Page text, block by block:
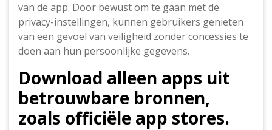
van de app. Door bewust om te gaan met de
privacy-instellingen, kunnen gebruikers genieten
van een gevoel van veiligheid zonder concessies te
doen aan hun persoonlijke gegevens.
Download alleen apps uit
betrouwbare bronnen,
zoals officiële app stores.